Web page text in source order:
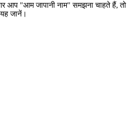
आप "आम जापानी नाम" समझना चाहते हैं, तो
जानें।